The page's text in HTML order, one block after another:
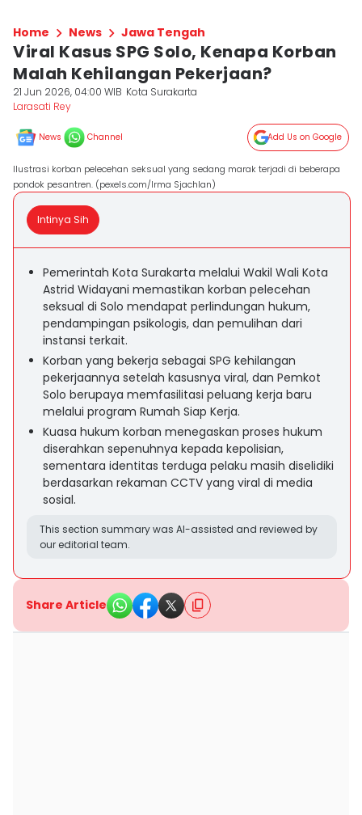
Home News Jawa Tengah
Viral Kasus SPG Solo, Kenapa Korban
Malah Kehilangan Pekerjaan?
21 Jun 2026, 04:00 WIB Kota Surakarta
Larasati Rey
News Channel Add Us on Google
Ilustrasi korban pelecehan seksual yang sedang marak terjadi di beberapa
pondok pesantren. (pexels.com/Irma Sjachlan)
Intinya Sih
Pemerintah Kota Surakarta melalui Wakil Wali Kota
Astrid Widayani memastikan korban pelecehan
seksual di Solo mendapat perlindungan hukum,
pendampingan psikologis, dan pemulihan dari
instansi terkait.
Korban yang bekerja sebagai SPG kehilangan
pekerjaannya setelah kasusnya viral, dan Pemkot
Solo berupaya memfasilitasi peluang kerja baru
melalui program Rumah Siap Kerja.
Kuasa hukum korban menegaskan proses hukum
diserahkan sepenuhnya kepada kepolisian,
sementara identitas terduga pelaku masih diselidiki
berdasarkan rekaman CCTV yang viral di media
sosial.
This section summary was AI-assisted and reviewed by
our editorial team.
Share Article